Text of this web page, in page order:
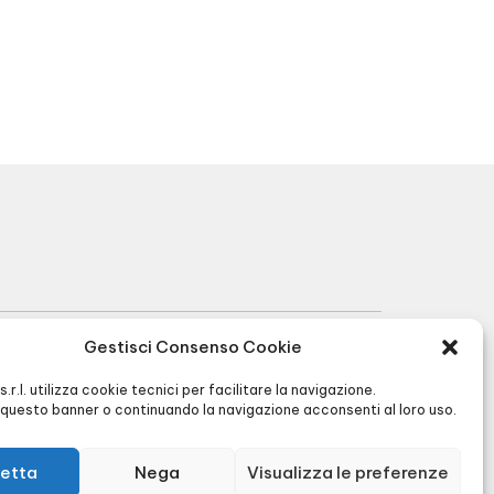
Gestisci Consenso Cookie
s.r.l. utilizza cookie tecnici per facilitare la navigazione.
banner o continuando la navigazione acconsenti al loro uso.
Nega Visualizza le preferenze
R.I. BG 01566430128 - R.E.A. BG256591 -
Cap. Soc. € 90.000,00 -Privacy&Cookie